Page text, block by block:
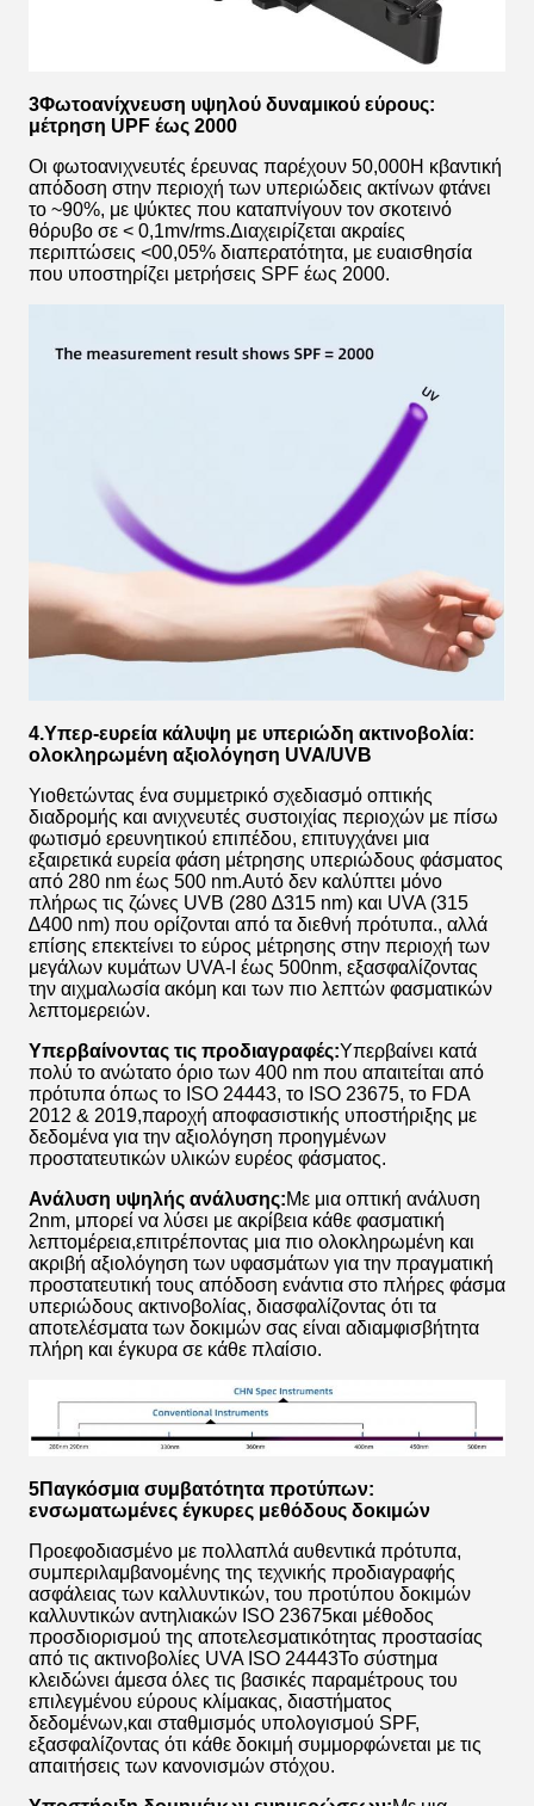
3Φωτοανίχνευση υψηλού δυναμικού εύρους:
μέτρηση UPF έως 2000
Οι φωτοανιχνευτές έρευνας παρέχουν 50,000Η κβαντική
απόδοση στην περιοχή των υπεριώδεις ακτίνων φτάνει
το ~90%, με ψύκτες που καταπνίγουν τον σκοτεινό
θόρυβο σε < 0,1mv/rms.Διαχειρίζεται ακραίες
περιπτώσεις <00,05% διαπερατότητα, με ευαισθησία
που υποστηρίζει μετρήσεις SPF έως 2000.
4.Υπερ-ευρεία κάλυψη με υπεριώδη ακτινοβολία:
ολοκληρωμένη αξιολόγηση UVA/UVB
Υιοθετώντας ένα συμμετρικό σχεδιασμό οπτικής
διαδρομής και ανιχνευτές συστοιχίας περιοχών με πίσω
φωτισμό ερευνητικού επιπέδου, επιτυγχάνει μια
εξαιρετικά ευρεία φάση μέτρησης υπεριώδους φάσματος
από 280 nm έως 500 nm.Αυτό δεν καλύπτει μόνο
πλήρως τις ζώνες UVB (280 ∆315 nm) και UVA (315
∆400 nm) που ορίζονται από τα διεθνή πρότυπα., αλλά
επίσης επεκτείνει το εύρος μέτρησης στην περιοχή των
μεγάλων κυμάτων UVA-I έως 500nm, εξασφαλίζοντας
την αιχμαλωσία ακόμη και των πιο λεπτών φασματικών
λεπτομερειών.
Υπερβαίνοντας τις προδιαγραφές:Υπερβαίνει κατά
πολύ το ανώτατο όριο των 400 nm που απαιτείται από
πρότυπα όπως το ISO 24443, το ISO 23675, το FDA
2012 & 2019,παροχή αποφασιστικής υποστήριξης με
δεδομένα για την αξιολόγηση προηγμένων
προστατευτικών υλικών ευρέος φάσματος.
Ανάλυση υψηλής ανάλυσης:Με μια οπτική ανάλυση
2nm, μπορεί να λύσει με ακρίβεια κάθε φασματική
λεπτομέρεια,επιτρέποντας μια πιο ολοκληρωμένη και
ακριβή αξιολόγηση των υφασμάτων για την πραγματική
προστατευτική τους απόδοση ενάντια στο πλήρες φάσμα
υπεριώδους ακτινοβολίας, διασφαλίζοντας ότι τα
αποτελέσματα των δοκιμών σας είναι αδιαμφισβήτητα
πλήρη και έγκυρα σε κάθε πλαίσιο.
5Παγκόσμια συμβατότητα προτύπων:
ενσωματωμένες έγκυρες μεθόδους δοκιμών
Προεφοδιασμένο με πολλαπλά αυθεντικά πρότυπα,
συμπεριλαμβανομένης της τεχνικής προδιαγραφής
ασφάλειας των καλλυντικών, του προτύπου δοκιμών
καλλυντικών αντηλιακών ISO 23675και μέθοδος
προσδιορισμού της αποτελεσματικότητας προστασίας
από τις ακτινοβολίες UVA ISO 24443Το σύστημα
κλειδώνει άμεσα όλες τις βασικές παραμέτρους του
επιλεγμένου εύρους κλίμακας, διαστήματος
δεδομένων,και σταθμισμός υπολογισμού SPF,
εξασφαλίζοντας ότι κάθε δοκιμή συμμορφώνεται με τις
απαιτήσεις των κανονισμών στόχου.